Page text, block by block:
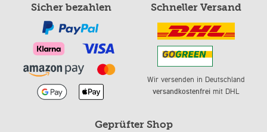
Sicher bezahlen Schneller Versand
Wir versenden in Deutschland
versandkostenfreimit DHL
Geprüfter Shop